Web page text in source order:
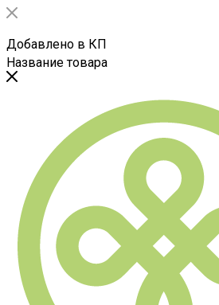
Добавлено в КП
Название товара